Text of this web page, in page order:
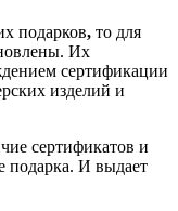
подарков, то для
Их
сертификации
изделий и
сертификатов и
подарка. И выдает